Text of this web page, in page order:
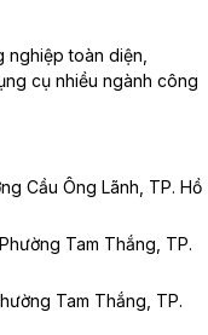
toàn diện,
cụ nhiều ngành công
Cầu Ông Lãnh, TP. Hồ
Tam Thắng, TP.
Tam Thắng, TP.